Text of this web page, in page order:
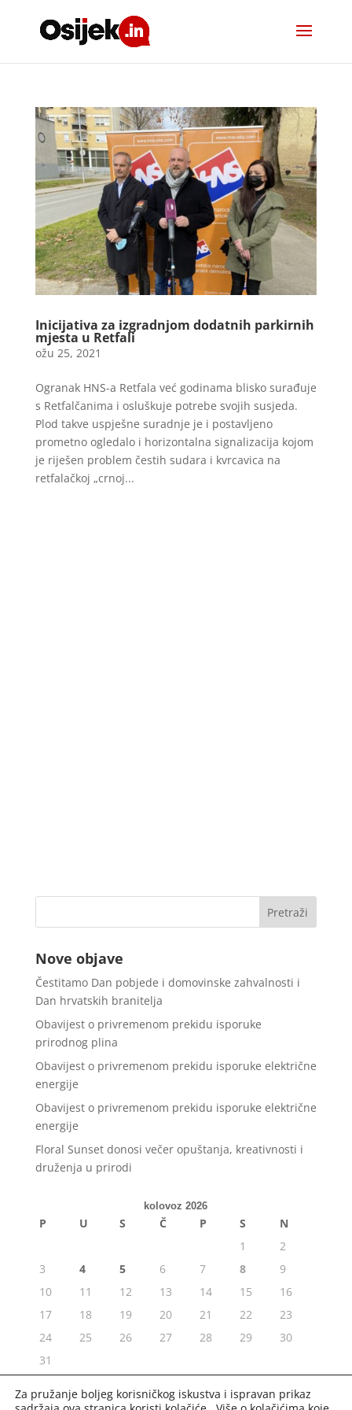
Inicijativa za izgradnjom dodatnih parkirnih
mjesta u Retfali
ožu 25, 2021
Ogranak HNS-a Retfala već godinama blisko surađuje
s Retfalčanima i osluškuje potrebe svojih susjeda.
Plod takve uspješne suradnje je i postavljeno
prometno ogledalo i horizontalna signalizacija kojom
je riješen problem čestih sudara i kvrcavica na
retfalačkoj „crnoj...
Nove objave
Čestitamo Dan pobjede i domovinske zahvalnosti i
Dan hrvatskih branitelja
Obavijest o privremenom prekidu isporuke
prirodnog plina
Obavijest o privremenom prekidu isporuke električne
energije
Obavijest o privremenom prekidu isporuke električne
energije
Floral Sunset donosi večer opuštanja, kreativnosti i
druženja u prirodi
kolovoz 2026
P U S Č P S
N
1
2
3
4 5 6 7 8
9
10
11 12 13 14 15
16
17
18 19 20 21 22
23
24
25 26 27 28 29
30
31
« srp
Za pružanje boljeg korisničkog iskustva i ispravan prikaz